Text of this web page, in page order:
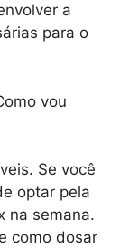
a
para o
vou
Se você
optar pela
na semana.
como dosar